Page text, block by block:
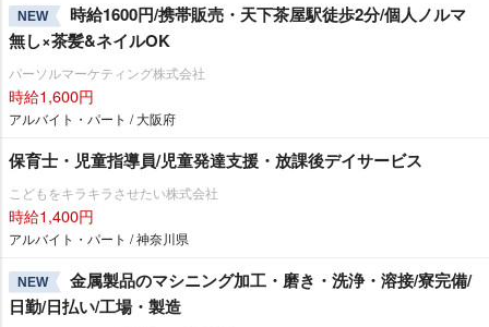
NEW
時給1600円/携帯販売・天下茶屋駅徒歩2分/個人ノルマ
無し×茶髪&ネイルOK
パーソルマーケティング株式会社
時給1,600円
アルバイト・パート / 大阪府
保育士・児童指導員/児童発達支援・放課後デイサービス
こどもをキラキラさせたい株式会社
時給1,400円
アルバイト・パート / 神奈川県
NEW
金属製品のマシニング加工・磨き・洗浄・溶接/寮完備/
日勤/日払い/工場・製造